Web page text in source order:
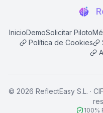
InicioDemoSolicitar Piloto
Política de Cookies
© 2026 ReflectEasy S.L. ·
100%